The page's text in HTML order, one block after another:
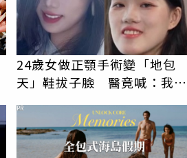
24歲女做正顎手術變「地包
天」鞋拔子臉 醫竟喊：我喜
PR